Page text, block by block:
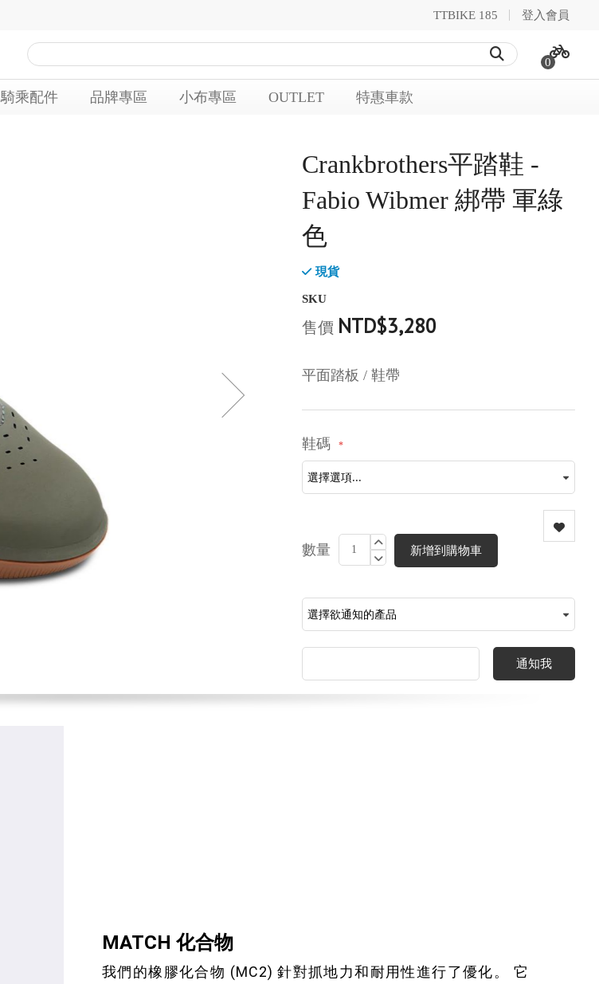
TTBIKE 185
登入會員
0
騎乘配件 品牌專區 小布專區 OUTLET 特惠車款
Crankbrothers平踏鞋 -
Fabio Wibmer 綁帶 軍綠
色
現貨
SKU
售價 NTD$3,280
平面踏板 / 鞋帶
鞋碼
數量 新增到購物車
通知我
MATCH 化合物
我們的橡膠化合物 (MC2) 針對抓地力和耐用性進行了優化。 它